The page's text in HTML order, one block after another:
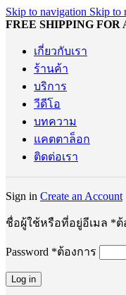
Skip to navigation Skip to
FREE SHIPPING FOR
เกี่ยวกับเรา
ร้านค้า
บริการ
วีดีโอ
บทความ
แคตตาล็อก
ติดต่อเรา
Sign in Create an Account
ชื่อผู้ใช้หรือที่อยู่อีเมล *ต้
Password *ต้องการ
Log in